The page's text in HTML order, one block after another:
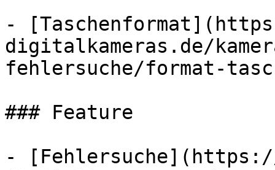
-
digitalkameras.de/
fehlersuche/format-
### Feature
- [Fehlersuche](https://